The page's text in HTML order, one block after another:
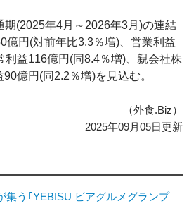
(2025年4月～2026年3月)の連結
億円(対前年比3.3％増)、営業利益
利益116億円(同8.4％増)、親会社株
億円(同2.2％増)を見込む。
（外食.Biz）
2025年09月05日更新
集う｢YEBISU ビアグルメグランプ